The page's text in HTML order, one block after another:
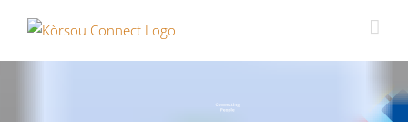
content